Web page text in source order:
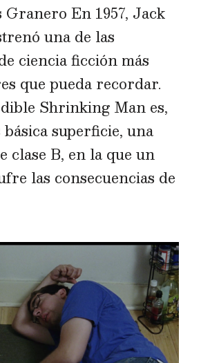
Granero En 1957, Jack
una de las
ciencia ficción más
que pueda recordar.
Shrinking Man es,
básica superficie, una
clase B, en la que un
las consecuencias de